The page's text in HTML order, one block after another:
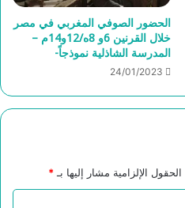
الحضور الصوفي المغربي في مصر
خلال القرنين 6و 8ه/12و14م –
المدرسة الشاذلية نموذجاً-
24/01/2023
الحقول الإلزامية مشار إليها بـ*